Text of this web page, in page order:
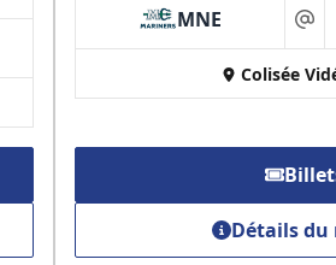
MNE at
Colisée
Détails du